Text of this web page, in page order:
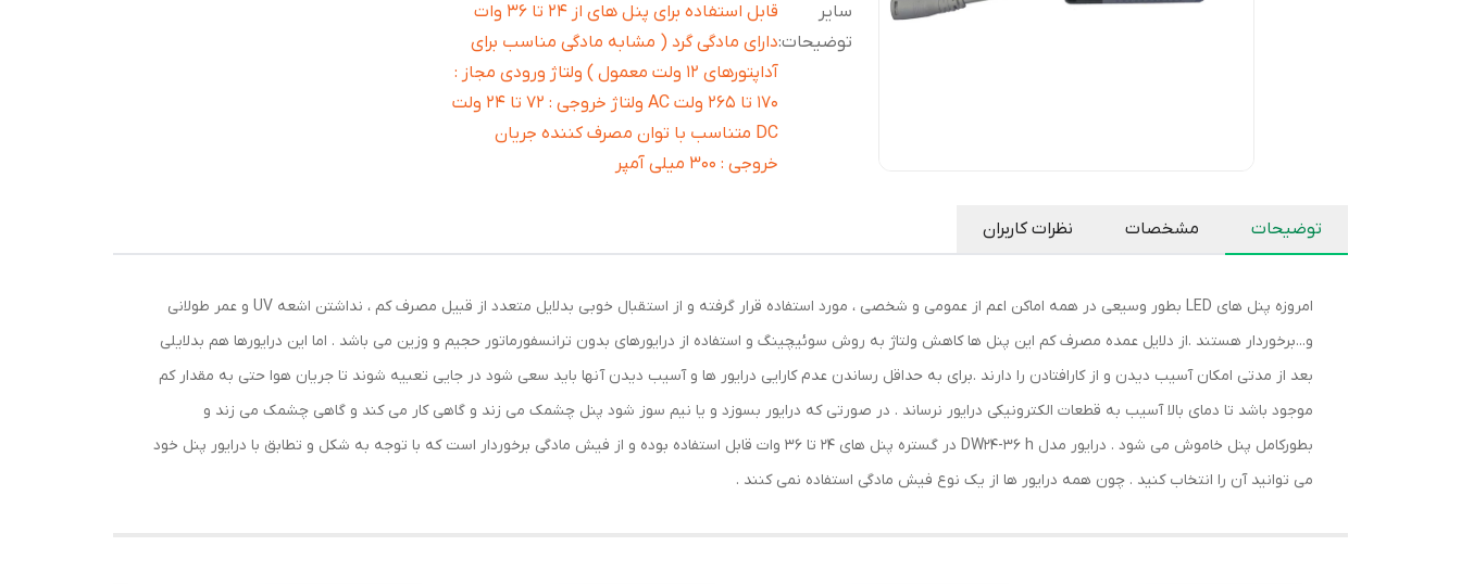
سایر
توضیحات:
قابل استفاده برای پنل های از 24 تا 36 وات
دارای مادگی گرد ( مشابه مادگی مناسب برای
آداپتورهای 12 ولت معمول ) ولتاژ ورودی مجاز :
170 تا 265 ولت AC ولتاژ خروجی : 72 تا ۲۴ ولت
DC متناسب با توان مصرف کننده جریان
خروجی : 300 میلی آمپر
توضیحات مشخصات نظرات کاربران
امروزه پنل های LED بطور وسیعی در همه اماکن اعم از عمومی و شخصی ، مورد استفاده قرار گرفته و از استقبال خوبی بدلایل متعدد از قبیل مصرف کم ، نداشتن اشعه UV و عمر طولانی
و...برخوردار هستند .از دلایل عمده مصرف کم این پنل ها کاهش ولتاژ به روش سوئیچینگ و استفاده از درایورهای بدون ترانسفورماتور حجیم و وزین می باشد . اما این درایورها هم بدلایلی
بعد از مدتی امکان آسیب دیدن و از کارافتادن را دارند .برای به حداقل رساندن عدم کارایی درایور ها و آسیب دیدن آنها باید سعی شود در جایی تعبیه شوند تا جریان هوا حتی به مقدار کم
موجود باشد تا دمای بالا آسیب به قطعات الکترونیکی درایور نرساند . در صورتی که درایور بسوزد و یا نیم سوز شود پنل چشمک می زند و گاهی کار می کند و گاهی چشمک می زند و
بطورکامل پنل خاموش می شود . درایور مدل DW24-36 h در گستره پنل های 24 تا 36 وات قابل استفاده بوده و از فیش مادگی برخوردار است که با توجه به شکل و تطابق با درایور پنل خود
می توانید آن را انتخاب کنید . چون همه درایور ها از یک نوع فیش مادگی استفاده نمی کنند .